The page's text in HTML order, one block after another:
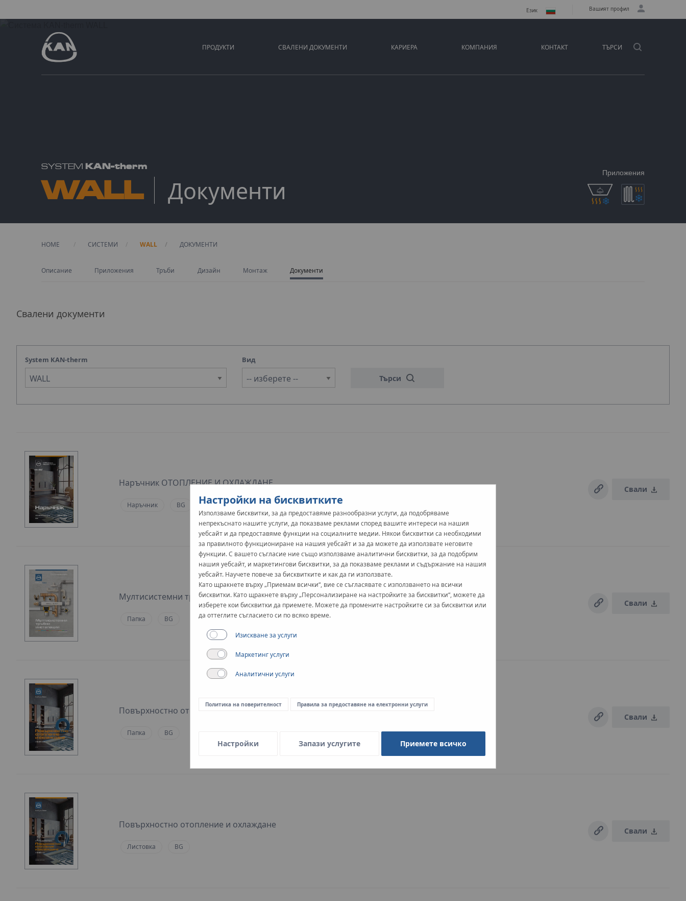
Език Вашият профил
ПРОДУКТИ СВАЛЕНИ ДОКУМЕНТИ КАРИЕРА КОМПАНИЯ КОНТАКТ ТЪРСИ
SYSTEM KAN-therm
WALL Документи
Приложения
HOME СИСТЕМИ WALL CURRENT:
ДОКУМЕНТИ
Описание Приложения Тръби Дизайн Монтаж Документи
Свалени документи
System KAN-therm Вид
-- изберете -- Търси
Наръчник ОТОПЛЕНИЕ И ОХЛАЖДАНЕ
Наръчник BG
Свали
Мултисистемни тръбни инсталации
Папка BG
Свали
Повърхностно отопление и охлаждане
Папка BG
Свали
Повърхностно отопление и охлаждане
Листовка BG
Свали
Настройки на бисквитките
Използваме бисквитки, за да предоставяме разнообразни услуги, да подобряваме
непрекъснато нашите услуги, да показваме реклами според вашите интереси на нашия
уебсайт и да предоставяме функции на социалните медии. Някои бисквитки са необходими
за правилното функциониране на нашия уебсайт и за да можете да използвате неговите
функции. С вашето съгласие ние също използваме аналитични бисквитки, за да подобрим
нашия уебсайт, и маркетингови бисквитки, за да показваме реклами и съдържание на нашия
уебсайт. Научете повече за бисквитките и как да ги използвате.
Като щракнете върху „Приемам всички“, вие се съгласявате с използването на всички
бисквитки. Като щракнете върху „Персонализиране на настройките за бисквитки“, можете да
изберете кои бисквитки да приемете. Можете да промените настройките си за бисквитки или
да оттеглите съгласието си по всяко време.
Изискване за услуги
Маркетинг услуги
Аналитични услуги
Политика на поверителност Правила за предоставяне на електронни услуги
Настройки Запази услугите Приемете всичко